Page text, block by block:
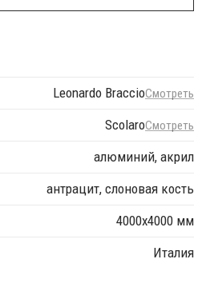
Leonardo BraccioСмотреть
ScolaroСмотреть
алюминий, акрил
антрацит, слоновая кость
4000х4000 мм
Италия